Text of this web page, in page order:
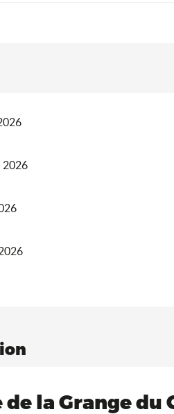
2026
la Grange du